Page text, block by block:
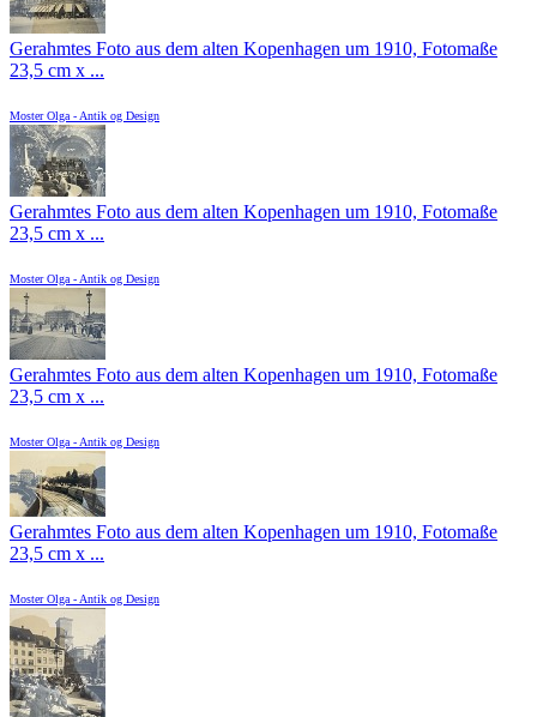
Gerahmtes Foto aus dem alten Kopenhagen um 1910, Fotomaße
23,5 cm x ...
Moster Olga - Antik og Design
Gerahmtes Foto aus dem alten Kopenhagen um 1910, Fotomaße
23,5 cm x ...
Moster Olga - Antik og Design
Gerahmtes Foto aus dem alten Kopenhagen um 1910, Fotomaße
23,5 cm x ...
Moster Olga - Antik og Design
Gerahmtes Foto aus dem alten Kopenhagen um 1910, Fotomaße
23,5 cm x ...
Moster Olga - Antik og Design